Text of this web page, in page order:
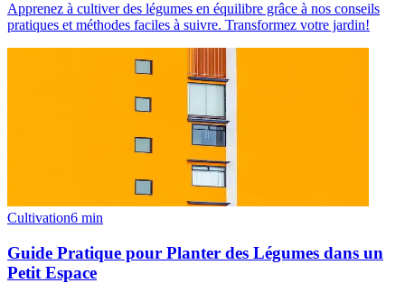
Apprenez à cultiver des légumes en équilibre grâce à nos conseils
pratiques et méthodes faciles à suivre. Transformez votre jardin!
Cultivation6 min
Guide Pratique pour Planter des Légumes dans un
Petit Espace